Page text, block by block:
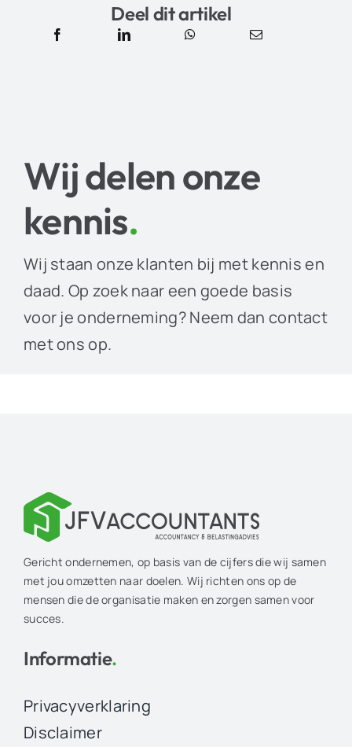
Deel dit artikel
Wij delen onze
kennis.
Wij staan onze klanten bij met kennis en
daad. Op zoek naar een goede basis
voor je onderneming? Neem dan contact
met ons op.
Gericht ondernemen, op basis van de cijfers die wij samen
met jou omzetten naar doelen. Wij richten ons op de
mensen die de organisatie maken en zorgen samen voor
succes.
Informatie.
Privacyverklaring
Disclaimer